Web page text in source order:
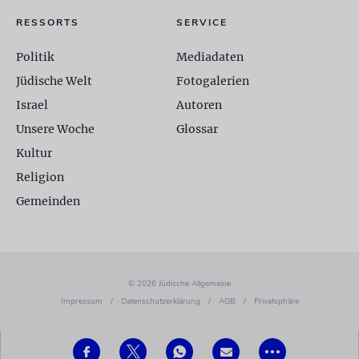
•••
RESSORTS
Politik
Jüdische Welt
Israel
Unsere Woche
Kultur
Religion
Gemeinden
SERVICE
Mediadaten
Fotogalerien
Autoren
Glossar
© 2026 Jüdische Allgemeine
Impressum
/ Datenschutzerklärung / AGB / Privatsphäre